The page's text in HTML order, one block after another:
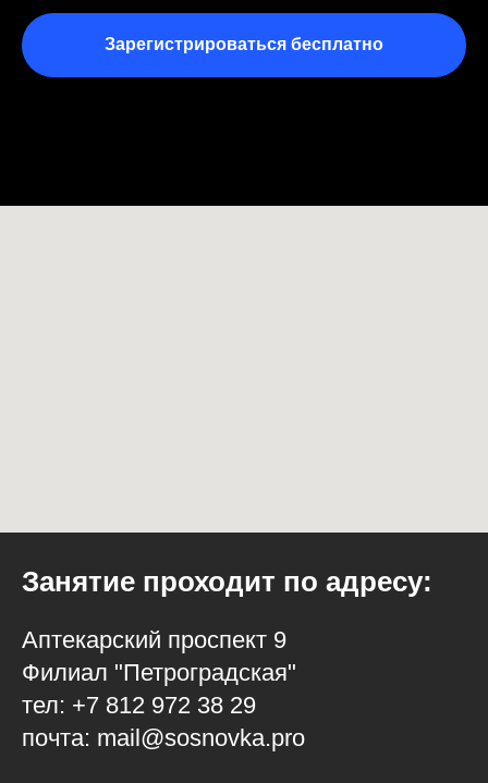
Зарегистрироваться бесплатно
Занятие проходит по адресу:
Аптекарский проспект 9
Филиал "Петроградская"
тел: +7 812 972 38 29
почта: mail@sosnovka.pro